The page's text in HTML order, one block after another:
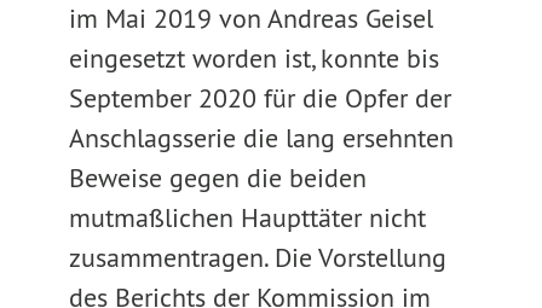
im Mai 2019 von Andreas Geisel
eingesetzt worden ist, konnte bis
September 2020 für die Opfer der
Anschlagsserie die lang ersehnten
Beweise gegen die beiden
mutmaßlichen Haupttäter nicht
zusammentragen. Die Vorstellung
des Berichts der Kommission im